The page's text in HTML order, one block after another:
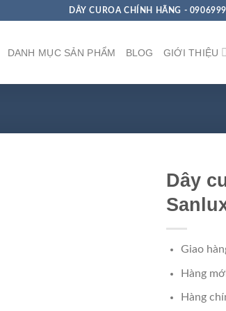
DÂY CUROA CHÍNH HÃNG -
DANH MỤC SẢN PHẨM BLOG GIỚI THIỆU
Dây
Giao
Hàng
Hàng